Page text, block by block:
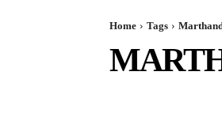
Home Tags